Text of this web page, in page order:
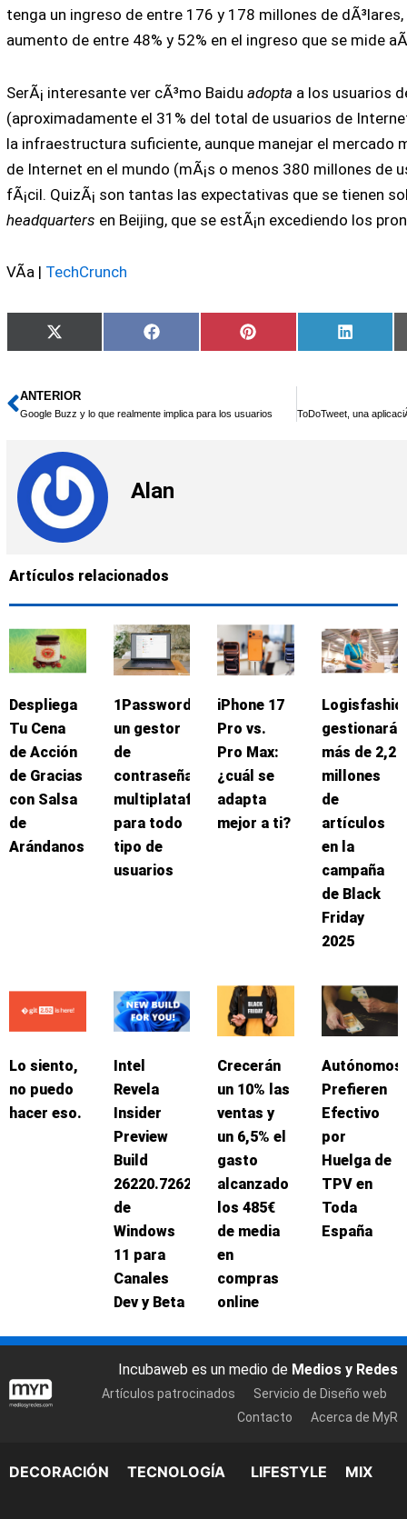
tenga un ingreso de entre 176 y 178 millones de
aumento de entre 48% y 52% en el ingreso que se mide
SerÃ¡ interesante ver cÃ³mo Baidu adopta a los usuarios
(aproximadamente el 31% del total de usuarios de
la infraestructura suficiente, aunque manejar el mercado
de Internet en el mundo (mÃ¡s o menos 380 millones de
fÃ¡cil. QuizÃ¡ son tantas las expectativas que se tienen
headquarters en Beijing, que se estÃ¡n excediendo los
VÃ­a | TechCrunch
Compartir
en
X
(Twitter)
Compartir
en
Facebook
Compartir
en
Pinterest
en
LinkedIn
Ant
ANTERIOR
Google Buzz y lo que realmente implica para los usuarios
Alan
Artículos relacionados
Despliega
Tu Cena
de Acción
de Gracias
con Salsa
de
Arándanos
1Password:
un gestor
de
contraseñas
multiplataforma
para todo
tipo de
usuarios
iPhone 17
Pro vs.
Pro Max:
¿cuál se
adapta
mejor a ti?
gestionará
más de 2,2
millones
de
artículos
en la
campaña
de Black
Friday
2025
Lo siento,
no puedo
hacer eso.
Intel
Revela
Insider
Preview
Build
26220.7262
de
Windows
11 para
Canales
Dev y Beta
Crecerán
un 10% las
ventas y
un 6,5% el
gasto
alcanzado
los 485€
de media
en
compras
online
Autónomos
Prefieren
Efectivo
por
Huelga de
TPV en
Toda
España
Incubaweb es un medio de Medios y Redes
Artículos patrocinados
Servicio de Diseño web
Contacto
Acerca de MyR
DECORACIÓN TECNOLOGÍA LIFESTYLE MIX